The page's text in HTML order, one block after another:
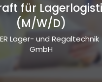
für
(M/W/D)
Lager- und Regaltechnik
GmbH